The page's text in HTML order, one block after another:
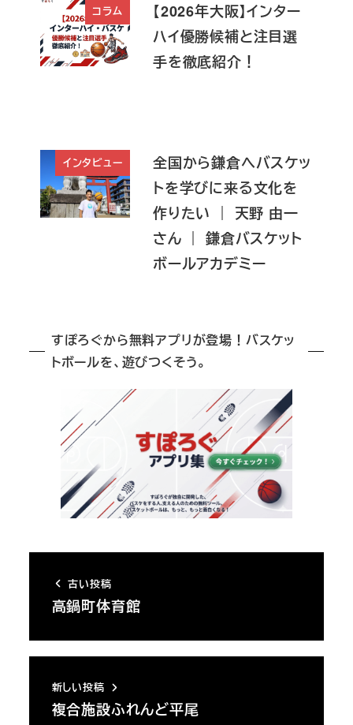
コラム
【2026年大阪】インター
ハイ優勝候補と注目選
手を徹底紹介！
インタビュー
全国から鎌倉へバスケッ
トを学びに来る文化を
作りたい ｜ 天野 由一
さん ｜ 鎌倉バスケット
ボールアカデミー
すぽろぐから無料アプリが登場！バスケッ
トボールを、遊びつくそう。
古い投稿
高鍋町体育館
新しい投稿
複合施設ふれんど平尾